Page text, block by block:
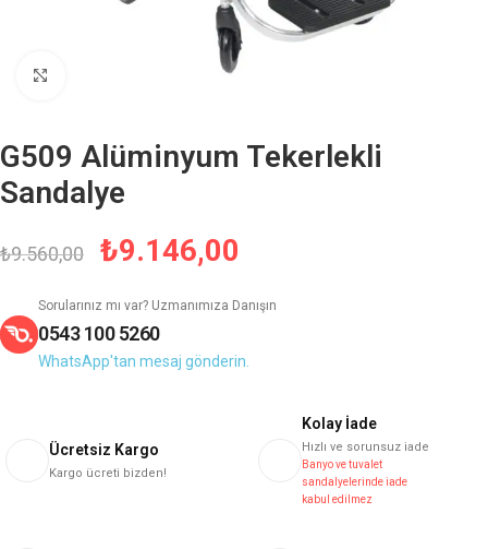
G509 Alüminyum Tekerlekli
Sandalye
₺9.560,00 ₺9.146,00
Sorularınız mı var? Uzmanımıza Danışın
0543 100 5260
WhatsApp'tan mesaj gönderin.
Ücretsiz Kargo
Kargo ücreti bizden!
Kolay İade
Hızlı ve sorunsuz iade
Banyo ve tuvalet
sandalyelerinde iade
kabul edilmez